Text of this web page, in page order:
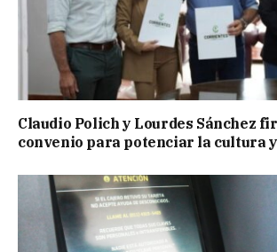
Claudio Polich y Lourdes Sánchez
convenio para potenciar la cultura